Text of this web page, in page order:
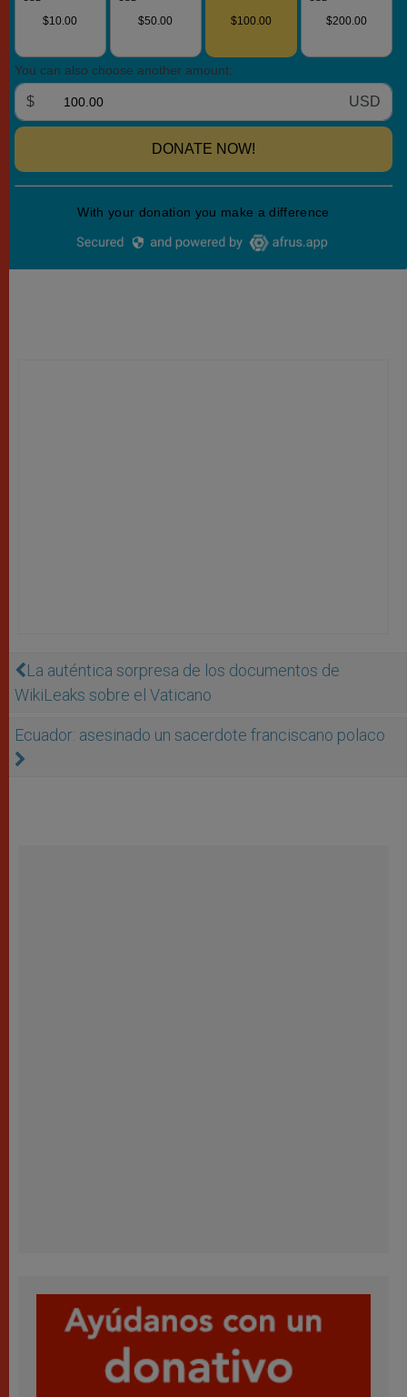
La auténtica sorpresa de los documentos de
WikiLeaks sobre el Vaticano
Ecuador: asesinado un sacerdote franciscano polaco